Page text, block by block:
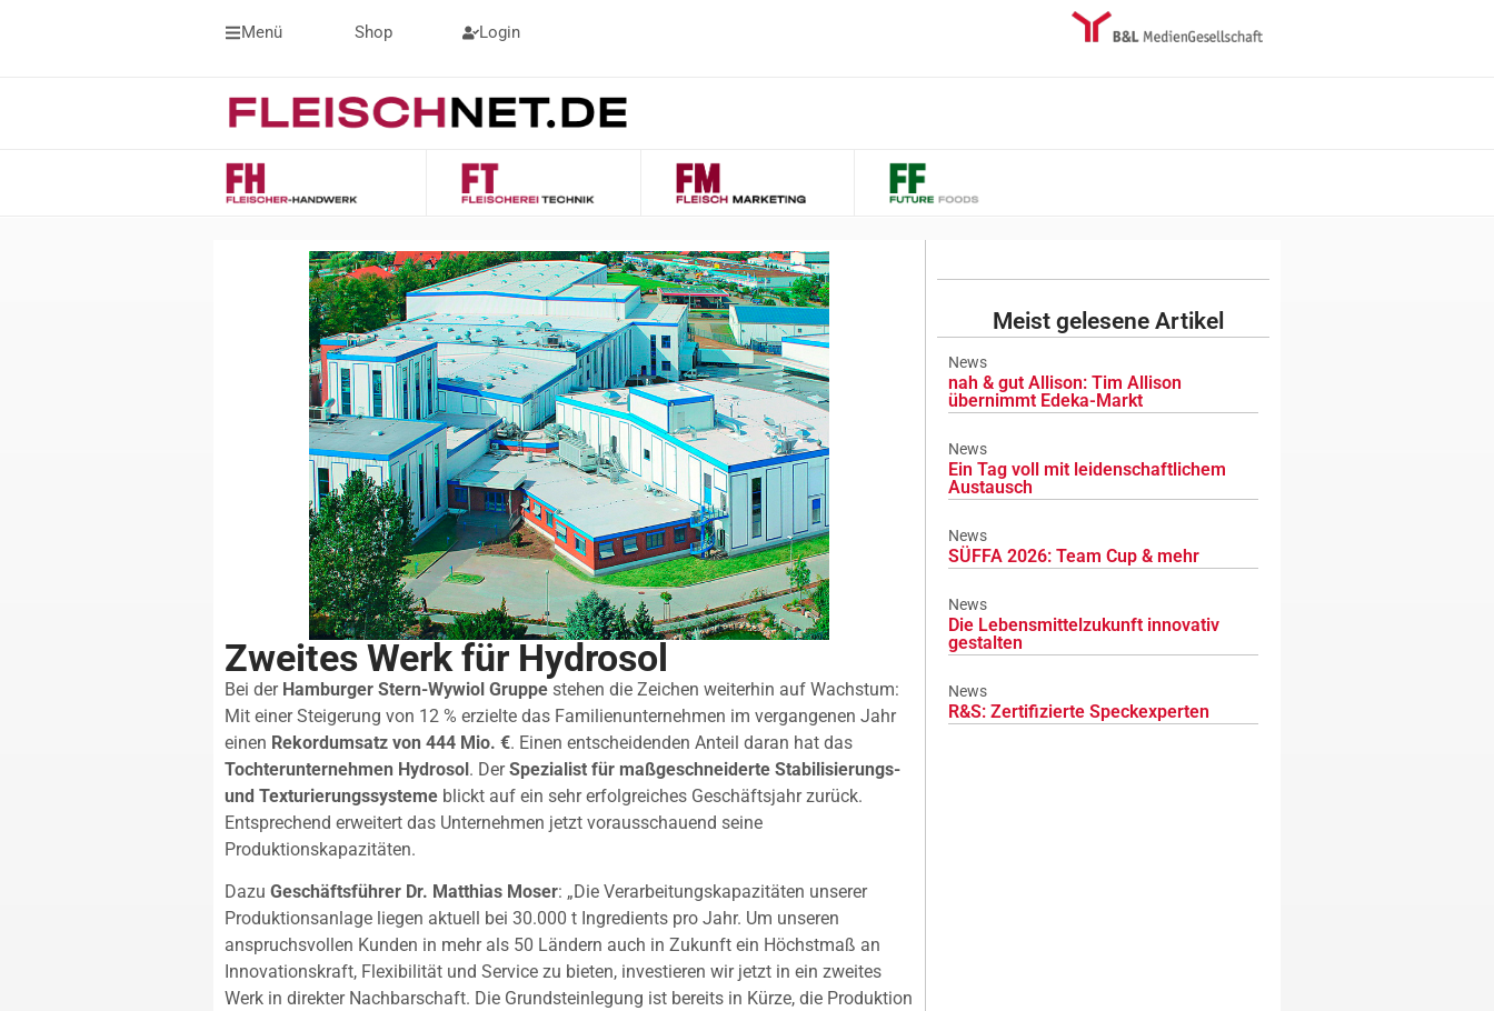
Menü Shop Login
Zweites Werk für Hydrosol
Bei der Hamburger Stern-Wywiol Gruppe stehen die Zeichen weiterhin auf Wachstum:
Mit einer Steigerung von 12 % erzielte das Familienunternehmen im vergangenen Jahr
einen Rekordumsatz von 444 Mio. €. Einen entscheidenden Anteil daran hat das
Tochterunternehmen Hydrosol. DerSpezialist für maßgeschneiderte Stabilisierungs-
und Texturierungssysteme blickt auf ein sehr erfolgreiches Geschäftsjahr zurück.
Entsprechend erweitert das Unternehmen jetzt vorausschauend seine
Produktionskapazitäten.
Dazu Geschäftsführer Dr. Matthias Moser: „Die Verarbeitungskapazitäten unserer
Produktionsanlage liegen aktuell bei 30.000 t Ingredients pro Jahr. Um unseren
anspruchsvollen Kunden in mehr als 50 Ländern auch in Zukunft ein Höchstmaß an
Innovationskraft, Flexibilität und Service zu bieten, investieren wir jetzt in ein zweites
Werk in direkter Nachbarschaft. Die Grundsteinlegung ist bereits in Kürze, die Produktion
Meist gelesene Artikel
News
nah & gut Allison: Tim Allison
übernimmt Edeka-Markt
News
Ein Tag voll mit leidenschaftlichem
Austausch
News
SÜFFA 2026: Team Cup & mehr
News
Die Lebensmittelzukunft innovativ
gestalten
News
R&S: Zertifizierte Speckexperten